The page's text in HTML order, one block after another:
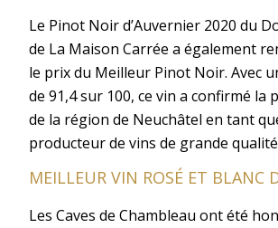
Le Pinot Noir d’Auvernier 2020 du
de La Maison Carrée a également
le prix du Meilleur Pinot Noir. Avec
de 91,4 sur 100, ce vin a confirmé la
de la région de Neuchâtel en tant
producteur de vins de grande
MEILLEUR VIN ROSÉ ET BLANC
Les Caves de Chambleau ont été